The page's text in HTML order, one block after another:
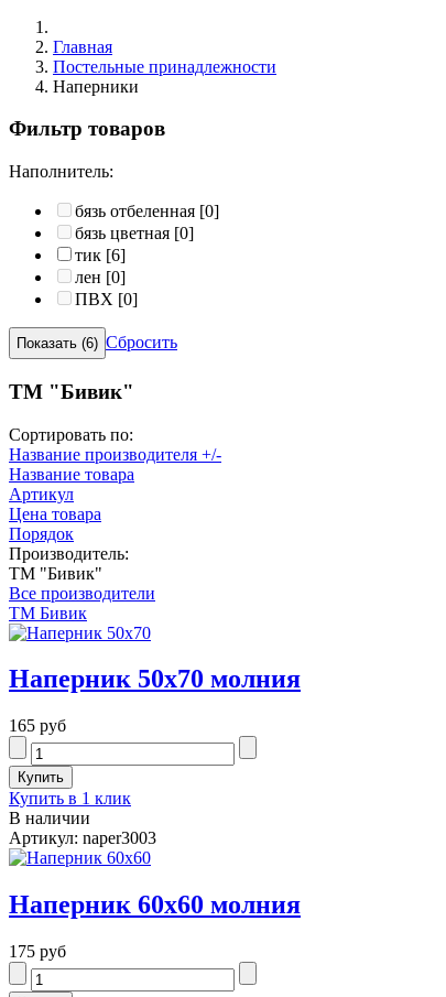
Главная
Постельные принадлежности
Наперники
Фильтр товаров
Наполнитель:
бязь отбеленная [0]
бязь цветная [0]
тик [6]
лен [0]
ПВХ [0]
Сбросить
ТМ "Бивик"
Сортировать по:
Название производителя +/-
Название товара
Артикул
Цена товара
Порядок
Производитель:
ТМ "Бивик"
Все производители
ТМ Бивик
Наперник 50х70 молния
165 руб
Купить в 1 клик
В наличии
Артикул: naper3003
Наперник 60х60 молния
175 руб